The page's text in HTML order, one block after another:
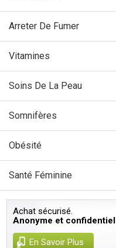
Arreter De Fumer
Vitamines
Soins De La Peau
Somnifères
Obésité
Santé Féminine
Achat sécurisé.
Anonyme et confidentiel
En Savoir Plus